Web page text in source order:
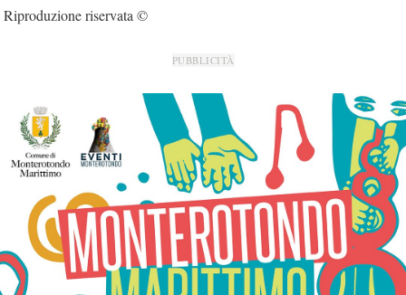
Riproduzione riservata ©
PUBBLICITÀ